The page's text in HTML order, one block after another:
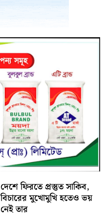
দেশে ফিরতে প্রস্তুত সাকিব,
বিচারের মুখোমুখি হতেও ভয়
নেই তার